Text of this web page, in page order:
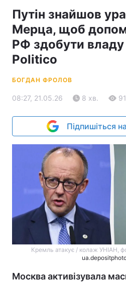
Путін знайшов
Мерца, щоб
РФ здобути владу
Politico
БОГДАН ФРОЛОВ
08:27, 21.05.26 8 хв.
Підпишіться
Кремль атакує / колаж УНІАН,
Москва активізувала